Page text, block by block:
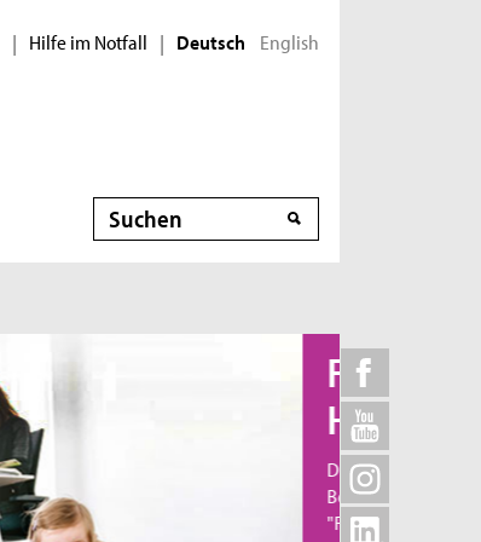
| Hilfe im Notfall | Deutsch English
Suche
Familiengerechte
Hochschule
Die TH Köln fördert die Vereinbarkeit von Familie,
Beruf, Studium und Karriere und wurde 2011 als
"Familiengerechte Hochschule" zertifiziert.